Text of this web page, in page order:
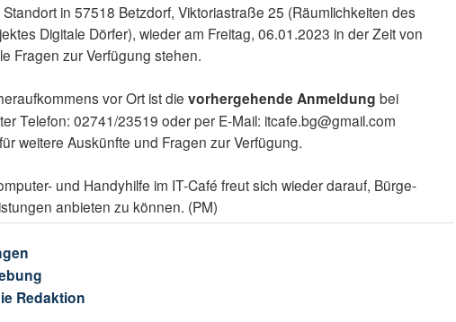
in 57518 Betzdorf, Viktoriastraße 25 (Räumlichkeiten des
Digitale Dörfer), wieder am Freitag, 06.01.2023 in der Zeit von
Fragen zur Verfügung stehen.
vor Ort ist dievorhergehende Anmeldung bei
Telefon: 02741/23519 oder per E-Mail: itcafe.bg@gmail.com
weitere Auskünfte und Fragen zur Verfügung.
und Handyhilfe im IT-Café freut sich wieder darauf, Bürge-
anbieten zu können. (PM)
Redaktion